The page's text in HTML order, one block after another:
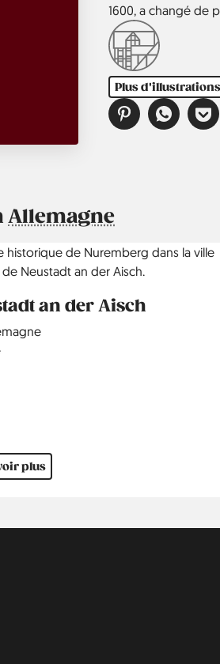
1600, a changé de
Plus
Allemagne
an der Aisch
plus